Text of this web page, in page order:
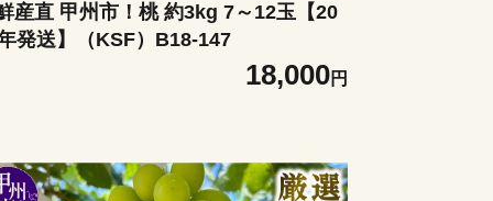
産直 甲州市！桃 約3kg 7～12玉【20
発送】（KSF）B18-147
18,000円